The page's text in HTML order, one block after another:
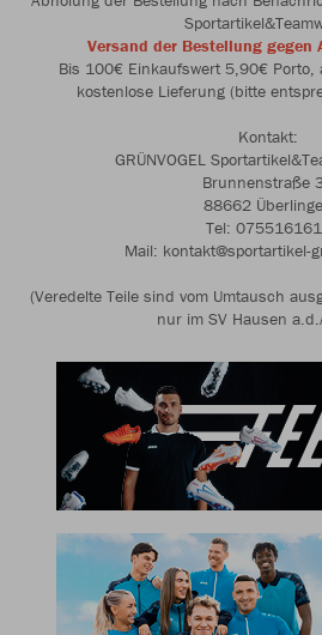
Versand der Bestellung gegen
Bis 100€ Einkaufswert 5,90€
kostenlose Lieferung (bitte
Kontakt:
GRÜNVOGEL
Brunnenstraße
88662
Tel:
Mail: kontakt@sportartikel-
(Veredelte Teile sind vom Umtausch
nur im SV Hausen